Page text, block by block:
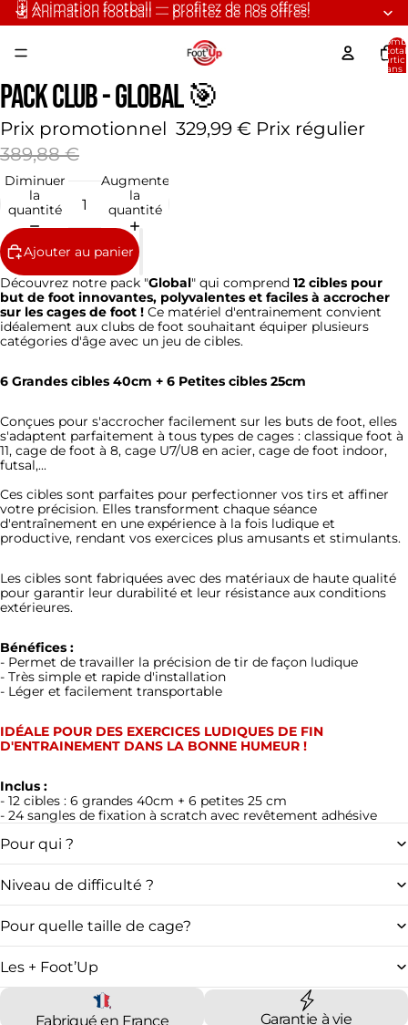
🗓️ Animation football — profitez de nos offres!
🗓️ Animation football — profitez de nos offres!
total
dans
Pack CLUB - Global 🎯
Prix promotionnel 329,99 € Prix régulier
389,88 €
Diminuer
la
quantité
Augmenter
la
quantité
Ajouter au panier
Découvrez notre pack "Global" qui comprend 12 cibles pour
but de foot innovantes, polyvalentes et faciles à accrocher
sur les cages de foot ! Ce matériel d'entrainement convient
idéalement aux clubs de foot souhaitant équiper plusieurs
catégories d'âge avec un jeu de cibles.
6 Grandes cibles 40cm + 6 Petites cibles 25cm
Conçues pour s'accrocher facilement sur les buts de foot, elles
s'adaptent parfaitement à tous types de cages : classique foot à
11, cage de foot à 8, cage U7/U8 en acier, cage de foot indoor,
futsal,...
Ces cibles sont parfaites pour perfectionner vos tirs et affiner
votre précision. Elles transforment chaque séance
d'entraînement en une expérience à la fois ludique et
productive, rendant vos exercices plus amusants et stimulants.
Les cibles sont fabriquées avec des matériaux de haute qualité
pour garantir leur durabilité et leur résistance aux conditions
extérieures.
Bénéfices :
- Permet de travailler la précision de tir de façon ludique
- Très simple et rapide d'installation
- Léger et facilement transportable
IDÉALE POUR DES EXERCICES LUDIQUES DE FIN
D'ENTRAINEMENT DANS LA BONNE HUMEUR !
Inclus :
- 12 cibles : 6 grandes 40cm + 6 petites 25 cm
- 24 sangles de fixation à scratch avec revêtement adhésive
Pour qui ?
Niveau de difficulté ?
Pour quelle taille de cage?
Les + Foot’Up
Fabriqué en France Garantie à vie